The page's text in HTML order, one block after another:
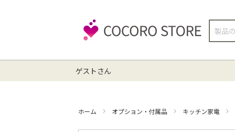
検
ゲストさん
ホーム オプション・付属品 キッチン家電